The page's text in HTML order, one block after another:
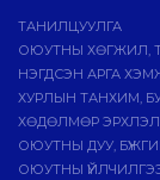
ТАНИЛЦУУЛГА
ОЮУТНЫ ХӨГЖИЛ,
НЭГДСЭН АРГА
ХУРЛЫН ТАНХИМ,
ХӨДӨЛМӨР
ОЮУТНЫ ДУУ,
ОЮУТНЫ